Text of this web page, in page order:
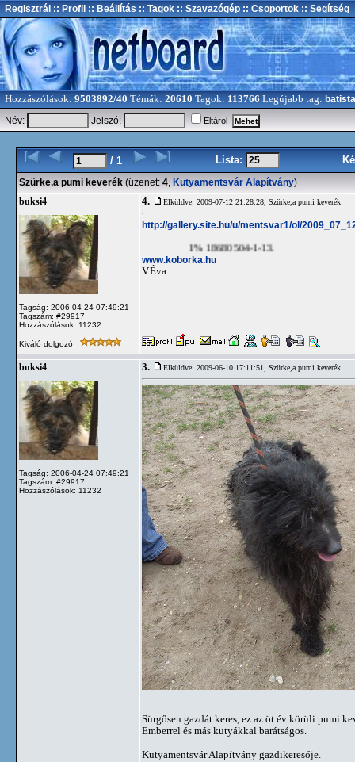
Regisztrál :: Profil :: Beállítás :: Tagok :: Szavazógép :: Csoportok :: Segítség
Hozzászólások: 9503892/40 Témák: 20610 Tagok: 113766 Legújabb tag: batista
Név:
Jelszó: Eltárol
/ 1 Lista:
Szürke,a pumi keverék (üzenet: 4, Kutyamentsvár Alapítvány)
buksi4
Tagság: 2006-04-24 07:49:21
Tagszám: #29917
Hozzászólások: 11232
4. Elküldve: 2009-07-12 21:28:28, Szürke,a pumi keverék
http://gallery.site.hu/u/mentsvar1/ol/
1% 18680504-1-13.
www.koborka.hu
V.Éva
Kiváló dolgozó
buksi4
Tagság: 2006-04-24 07:49:21
Tagszám: #29917
Hozzászólások: 11232
3. Elküldve: 2009-06-10 17:11:51, Szürke,a pumi keverék
Sürgősen gazdát keres, ez az öt év körüli pumi
Emberrel és más kutyákkal barátságos.
Kutyamentsvár Alapítvány gazdikeresője.